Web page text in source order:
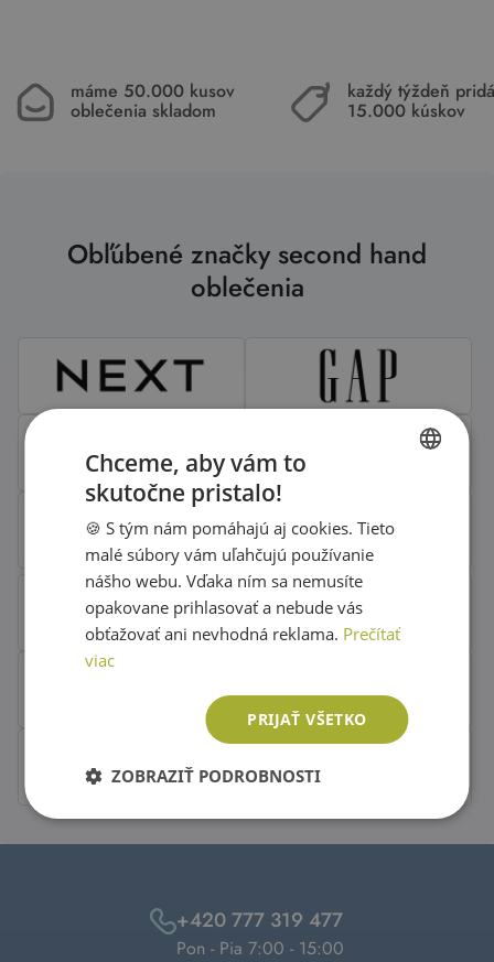
máme 50.000 kusov
oblečenia skladom
každý týždeň
15.000 kúskov
Obľúbené značky second hand
oblečenia
+420 777 319 477
Pon - Pia 7:00 - 15:00
ENGLISH
Chceme, aby vám to
skutočne pristalo!
🍪 S tým nám pomáhajú aj cookies. Tieto
malé súbory vám uľahčujú používanie
nášho webu. Vďaka ním sa nemusíte
opakovane prihlasovať a nebude vás
obťažovať ani nevhodná reklama. Prečítať
viac
PRIJAŤ VŠETKO
ZOBRAZIŤ PODROBNOSTI